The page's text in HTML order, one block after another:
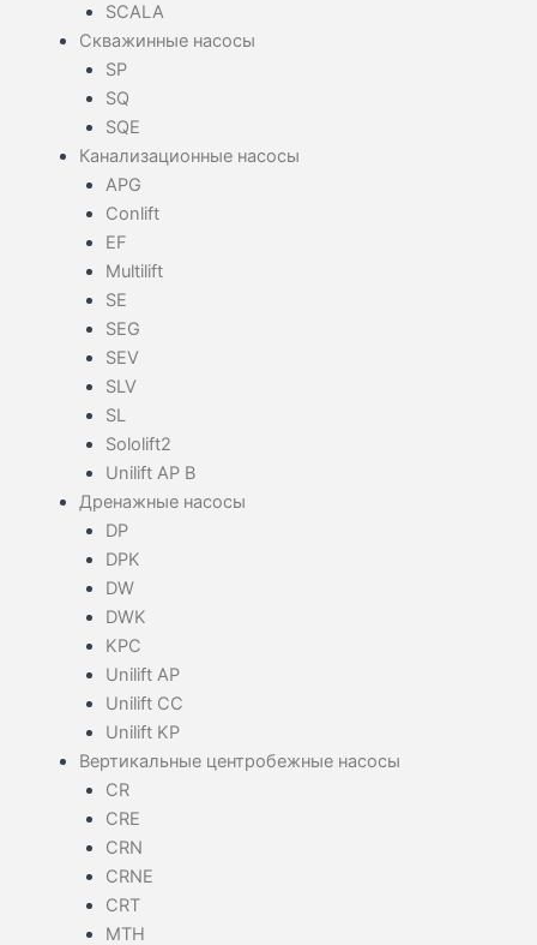
SCALA
Скважинные насосы
SP
SQ
SQE
Канализационные насосы
APG
Conlift
EF
Multilift
SE
SEG
SEV
SLV
SL
Sololift2
Unilift AP B
Дренажные насосы
DP
DPK
DW
DWK
KPC
Unilift AP
Unilift CC
Unilift KP
Вертикальные центробежные насосы
CR
CRE
CRN
CRNE
CRT
MTH